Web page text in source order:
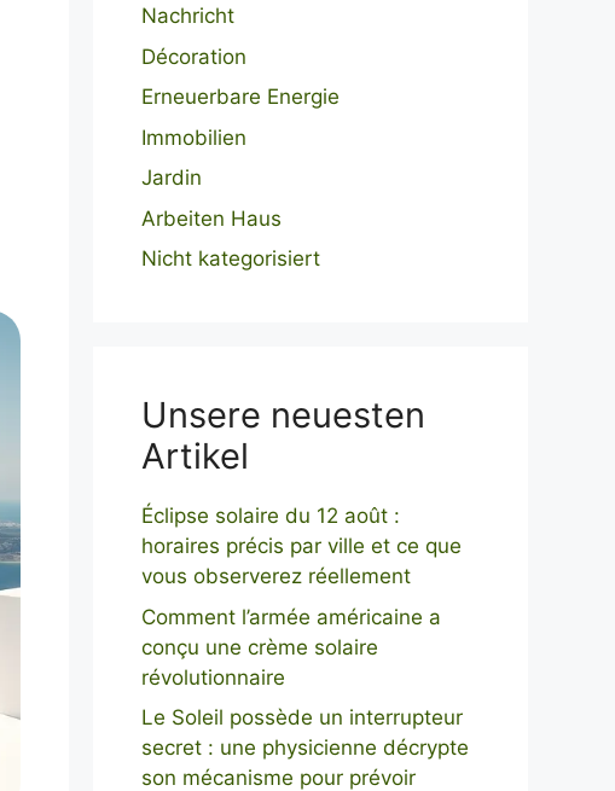
Nachricht
Décoration
Erneuerbare Energie
Immobilien
Jardin
Arbeiten Haus
Nicht kategorisiert
Unsere neuesten
Artikel
Éclipse solaire du 12 août :
horaires précis par ville et ce que
vous observerez réellement
Comment l’armée américaine a
conçu une crème solaire
révolutionnaire
Le Soleil possède un interrupteur
secret : une physicienne décrypte
son mécanisme pour prévoir